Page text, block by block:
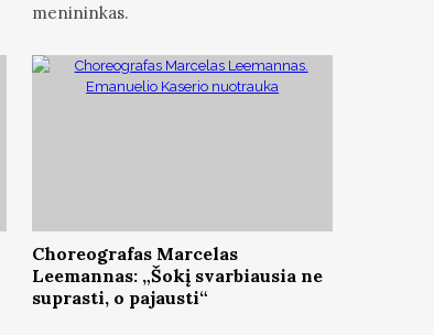
menininkas.
Choreografas Marcelas
Leemannas: „Šokį svarbiausia ne
suprasti, o pajausti“